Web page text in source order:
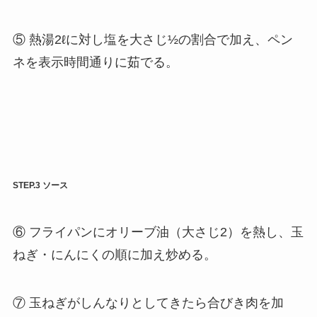
⑤ 熱湯2ℓに対し塩を大さじ½の割合で加え、ペン
ネを表示時間通りに茹でる。
STEP.3 ソース
⑥ フライパンにオリーブ油（大さじ2）を熱し、玉
ねぎ・にんにくの順に加え炒める。
⑦ 玉ねぎがしんなりとしてきたら合びき肉を加